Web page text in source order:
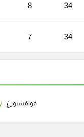
34
8
34
7
فولفسبورغ